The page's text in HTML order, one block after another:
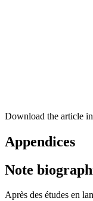
Download the article
Appendices
Note
Après des études en